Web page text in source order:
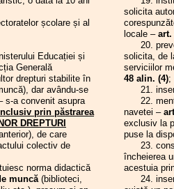
planurilor-cadru pentru
de ordin privind aprobarea
cadru pentru învățământul
cu frecvență zi
de merit 2025 - rezultate
voucherelor de vacanță în
2025
de merit 2025
depunerii certificatului de
adeverinței de integritate
de către personalul
școlare și al
Educației și
Generală
drepturi stabilite în
dar avându-se
s-a convenit asupra
prin păstrarea
DREPTURI
de care
colectiv de
norma didactică
muncă (biblioteci,
solicita
locale – art.
20.
solicita, de
serviciilor
48 alin. (4);
21.
22.
navetei –
exclusiv la
puse la
23.
încheierea
acestuia
24.